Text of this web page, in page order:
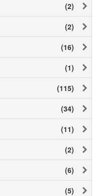
(2)
(2)
(16)
(1)
(115)
(34)
(11)
(2)
(6)
(5)